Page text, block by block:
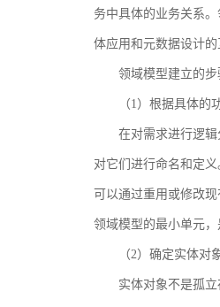
务中具体的业务关系
体应用和元数据设计
领域模型建立的
（1）根据具体
在对需求进行逻
对它们进行命名和定
可以通过重用或修改
领域模型的最小单元
（2）确定实体
实体对象不是孤